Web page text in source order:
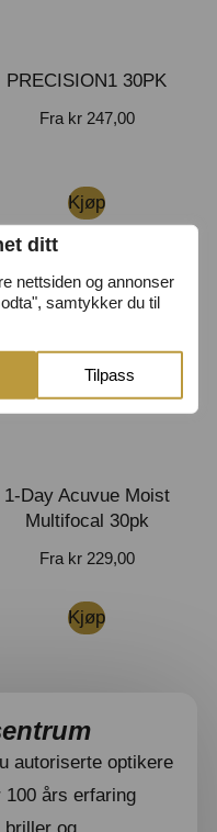
ditt
nettsiden og annonser
samtykker du til
Tilpass
PRECISION1 30PK
Fra kr247,00
Kjøp
1-Day Acuvue Moist
Multifocal 30pk
Fra kr229,00
Kjøp
autoriserte optikere
års erfaring